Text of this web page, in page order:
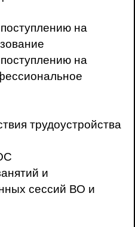
на
на
трудоустройства
и
сессий ВО и